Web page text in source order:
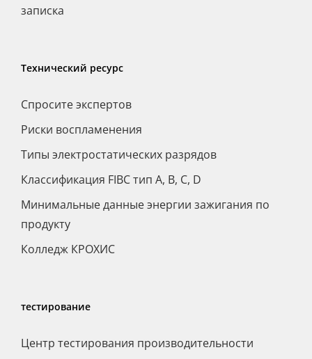
записка
Технический ресурс
Спросите экспертов
Риски воспламенения
Типы электростатических разрядов
Классификация FIBC тип A, B, C, D
Минимальные данные энергии зажигания по
продукту
Колледж КРОХИС
тестирование
Центр тестирования производительности